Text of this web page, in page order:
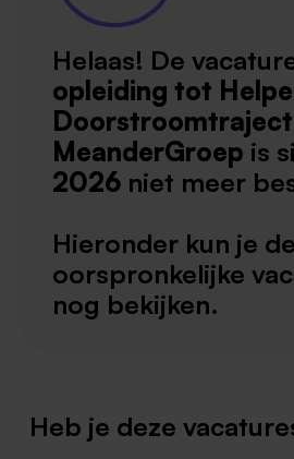
Helaas! De
opleiding tot
Doorstroomtraject
MeanderGroep is
2026 niet meer
Hieronder kun je de
oorspronkelijke
nog bekijken.
Heb je deze